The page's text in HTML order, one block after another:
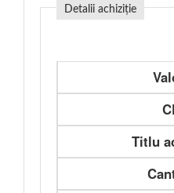
Detalii achiziție
Titlu